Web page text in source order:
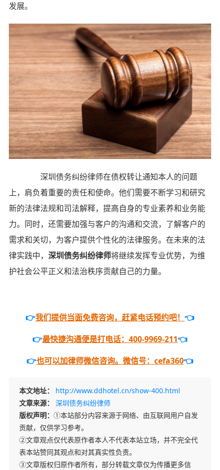
发展。
深圳债务纠纷律师在债权转让通知本人的问题
上，肩负着重要的责任和使命。他们需要不断学习和研究
新的法律法规和司法解释，提高自身的专业素养和业务能
力。同时，还需要加强与客户的沟通和交流，了解客户的
需求和关切，为客户提供个性化的法律服务。在未来的法
律实践中， 深圳债务纠纷律师将继续发挥专业优势，为维
护社会公平正义和法治秩序贡献自己的力量。
👉我们提供当面免费咨询，赶紧电话预约吧！ 👈
👉最快捷沟通便是打电话：400-9969-211👈
👉也可以加律师微信咨询。微信号：cefa360👈
本文地址：
http://www.ddhotel.cn/show-400.html
文章来源：
深圳债务纠纷律师
版权声明： ①本站部分内容来源于网络、由互联网用户自发
贡献，仅供学习参考。
②文章观点仅代表原作者本人不代表本站立场，并不完全代
表本站赞同其观点和对其真实性负责。
③文章版权归原作者所有，部分转载文章仅为传播更多信